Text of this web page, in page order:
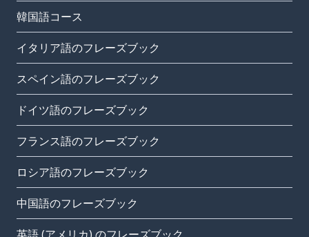
韓国語コース
イタリア語のフレーズブック
スペイン語のフレーズブック
ドイツ語のフレーズブック
フランス語のフレーズブック
ロシア語のフレーズブック
中国語のフレーズブック